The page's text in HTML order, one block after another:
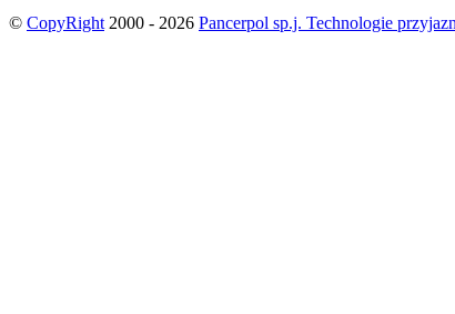
© CopyRight 2000 - 2026 Pancerpol sp.j. Technologie